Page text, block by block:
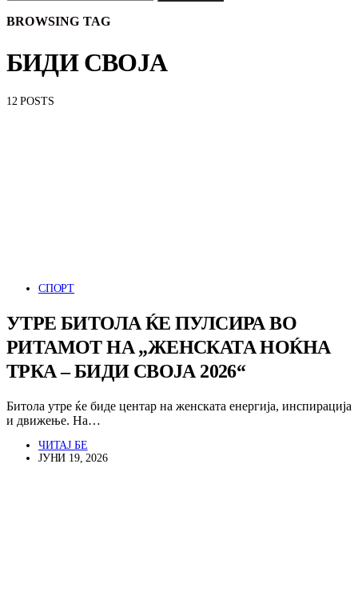
BROWSING TAG
БИДИ СВОЈА
12 POSTS
СПОРТ
УТРЕ БИТОЛА ЌЕ ПУЛСИРА ВО
РИТАМОТ НА „ЖЕНСКАТА НОЌНА
ТРКА – БИДИ СВОЈА 2026“
Битола утре ќе биде центар на женската енергија, инспирација
и движење. На…
ЧИТАЈ БЕ
ЈУНИ 19, 2026